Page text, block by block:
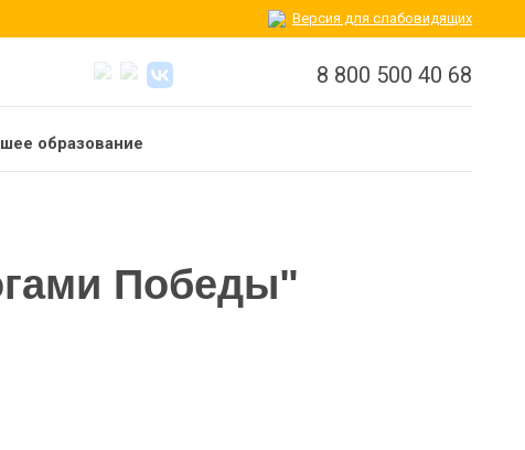
Версия для слабовидящих
8 800 500 40 68
образование
Победы"